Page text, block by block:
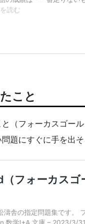
こと
（フォーカスゴー
題にすぐに手を出そ